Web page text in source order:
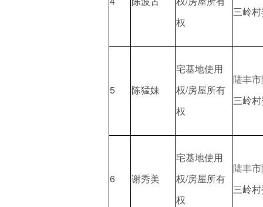
权
三岭
5 陈猛妹
宅基地使用
权/房屋所有
权
陆丰
三岭
6 谢秀美
宅基地使用
权/房屋所有
权
陆丰
三岭